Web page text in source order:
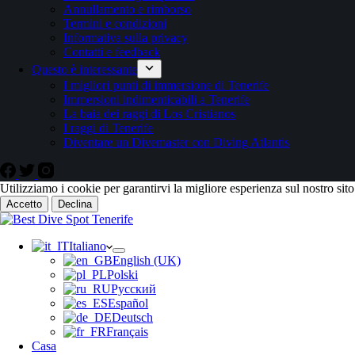
Annullamento e rimborso
Termini e condizioni
Informativa sulla privacy
Contatti e feedback
Questo è interessante
I migliori punti di immersione di Tenerife
Immersioni indimenticabili a Tenerife
La baia dei raggi di Los Cristianos
I raggi di Tenerife
Diventare un Divemaster con Diving Atlantis
Utilizziamo i cookie per garantirvi la migliore esperienza sul nostro
Accetto Declina
Italiano
English (UK)
Polski
Русский
Español
Deutsch
Français
Casa